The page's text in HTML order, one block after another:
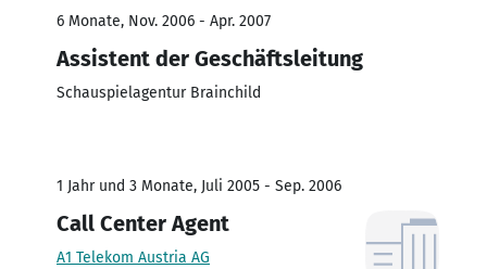
6 Monate, Nov. 2006 - Apr. 2007
Assistent der Geschäftsleitung
Schauspielagentur Brainchild
1 Jahr und 3 Monate, Juli 2005 - Sep. 2006
Call Center Agent
A1 Telekom Austria AG